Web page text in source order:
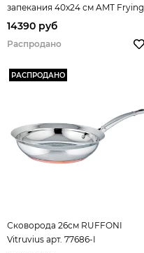
запекания 40x24 см AMT Frying
Pans Titan арт. AMT I-74024
14390 руб
Распродано
РАСПРОДАНО
Сковорода 26см RUFFONI
Vitruvius арт. 77686-I